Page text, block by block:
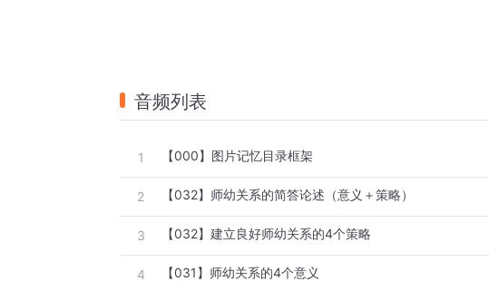
音频列表
1 【000】图片记忆目录框架
2 【032】师幼关系的简答论述（意义＋策略）
3 【032】建立良好师幼关系的4个策略
4 【031】师幼关系的4个意义